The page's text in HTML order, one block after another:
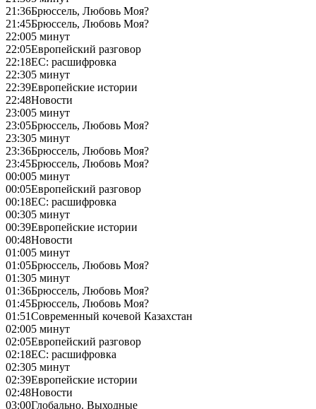
21:36Брюссель, Любовь Моя?
21:45Брюссель, Любовь Моя?
22:005 минут
22:05Европейский разговор
22:18ЕС: расшифровка
22:305 минут
22:39Европейские истории
22:48Новости
23:005 минут
23:05Брюссель, Любовь Моя?
23:305 минут
23:36Брюссель, Любовь Моя?
23:45Брюссель, Любовь Моя?
00:005 минут
00:05Европейский разговор
00:18ЕС: расшифровка
00:305 минут
00:39Европейские истории
00:48Новости
01:005 минут
01:05Брюссель, Любовь Моя?
01:305 минут
01:36Брюссель, Любовь Моя?
01:45Брюссель, Любовь Моя?
01:51Современный кочевой Казахстан
02:005 минут
02:05Европейский разговор
02:18ЕС: расшифровка
02:305 минут
02:39Европейские истории
02:48Новости
03:00Глобально. Выходные